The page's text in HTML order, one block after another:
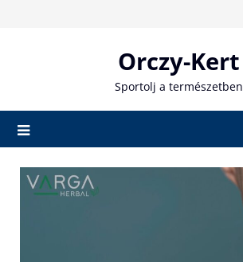
Orczy-Kert
Sportolj a természetben